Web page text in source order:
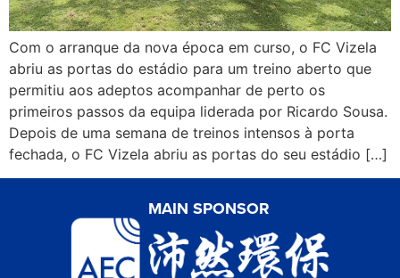
Com o arranque da nova época em curso, o FC Vizela
abriu as portas do estádio para um treino aberto que
permitiu aos adeptos acompanhar de perto os
primeiros passos da equipa liderada por Ricardo Sousa.
Depois de uma semana de treinos intensos à porta
fechada, o FC Vizela abriu as portas do seu estádio […]
MAIN SPONSOR